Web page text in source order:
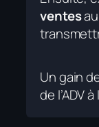
ventesau
Un gain
de l’ADV